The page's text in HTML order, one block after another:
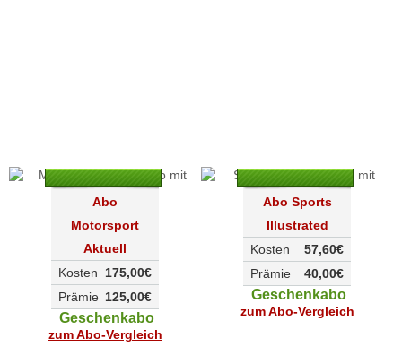
Abo
Motorsport
Aktuell
175,00€
Kosten
125,00€
Prämie
Geschenkabo
zum Abo-Vergleich
Abo Sports
Illustrated
57,60€
Kosten
40,00€
Prämie
Geschenkabo
zum Abo-Vergleich